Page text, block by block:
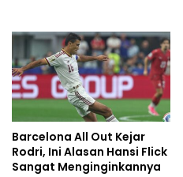
Barcelona All Out Kejar
Rodri, Ini Alasan Hansi Flick
Sangat Menginginkannya